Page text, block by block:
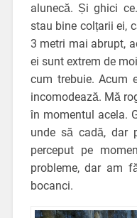
alunecă. Și ghici
stau bine colțarii ei,
3 metri mai abrupt,
ei sunt extrem de
cum trebuie. Acum
incomodează. Mă
în momentul acela.
unde să cadă, dar
perceput pe
probleme, dar am
bocanci.